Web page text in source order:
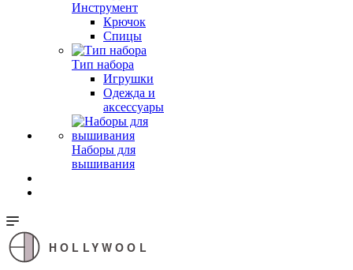
Инструмент
Крючок
Спицы
Тип набора
Игрушки
Одежда и
аксессуары
Наборы для
вышивания
HOLLYWOOL